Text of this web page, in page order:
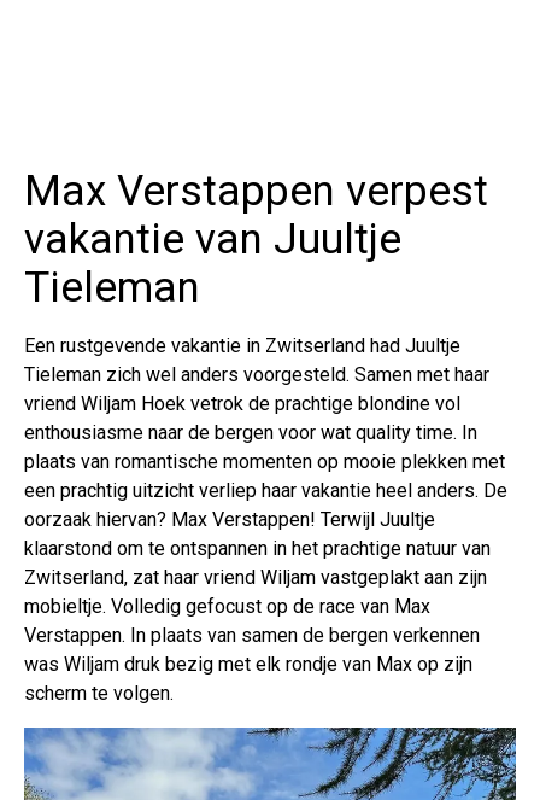
Max Verstappen verpest
vakantie van Juultje
Tieleman
Een rustgevende vakantie in Zwitserland had Juultje
Tieleman zich wel anders voorgesteld. Samen met haar
vriend Wiljam Hoek vetrok de prachtige blondine vol
enthousiasme naar de bergen voor wat quality time. In
plaats van romantische momenten op mooie plekken met
een prachtig uitzicht verliep haar vakantie heel anders. De
oorzaak hiervan? Max Verstappen! Terwijl Juultje
klaarstond om te ontspannen in het prachtige natuur van
Zwitserland, zat haar vriend Wiljam vastgeplakt aan zijn
mobieltje. Volledig gefocust op de race van Max
Verstappen. In plaats van samen de bergen verkennen
was Wiljam druk bezig met elk rondje van Max op zijn
scherm te volgen.